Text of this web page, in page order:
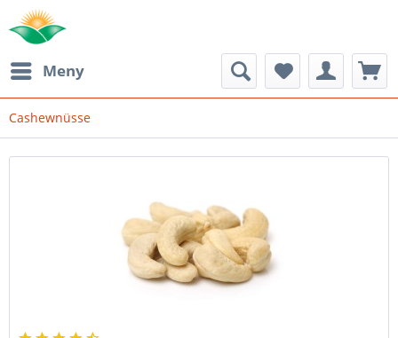
Meny
Cashewnüsse